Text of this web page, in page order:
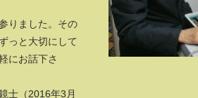
りました。その
っと大切にして
にお話下さ
士（2016年3月